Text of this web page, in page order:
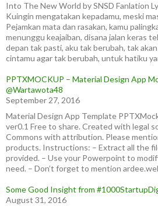
Into The New World by SNSD Fanlation
Kuingin mengatakan kepadamu, meski
Pejamkan mata dan rasakan, kamu
menunggu keajaiban, disana jalan keras
depan tak pasti, aku tak berubah, tak
cintamu agar tak berubah, untuk hatiku
PPTXMOCKUP – Material Design App
@Wartawota48
September 27, 2016
Material Design App Template
ver0.1 Free to share. Created with legal
Commons with attribution. Please
products. Instructions: – Extract all the
provided. – Use your Powerpoint to
need. – Don’t forget to mention
Some Good Insight from
August 31, 2016